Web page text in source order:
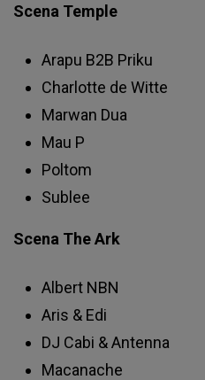
Scena Temple
Arapu B2B Priku
Charlotte de Witte
Marwan Dua
Mau P
Poltom
Sublee
Scena The Ark
Albert NBN
Aris & Edi
DJ Cabi & Antenna
Macanache